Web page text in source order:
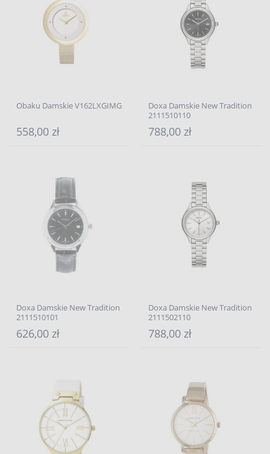
Obaku Damskie V162LXGIMG
558,00 zł
Doxa Damskie New Tradition
2111510110
788,00 zł
Doxa Damskie New Tradition
2111510101
626,00 zł
Doxa Damskie New Tradition
2111502110
788,00 zł